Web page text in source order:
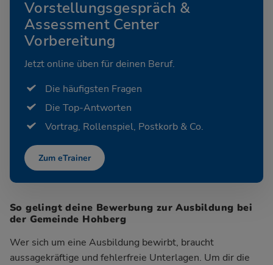
Vorstellungsgespräch &
Assessment Center
Vorbereitung
Jetzt online üben für deinen Beruf.
Die häufigsten Fragen
Die Top-Antworten
Vortrag, Rollenspiel, Postkorb & Co.
Zum eTrainer
So gelingt deine Bewerbung zur Ausbildung bei
der Gemeinde Hohberg
Wer sich um eine Ausbildung bewirbt, braucht
aussagekräftige und fehlerfreie Unterlagen. Um dir die